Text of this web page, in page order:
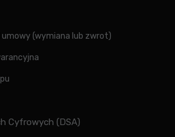
umowy (wymiana lub zwrot)
Cyfrowych (DSA)